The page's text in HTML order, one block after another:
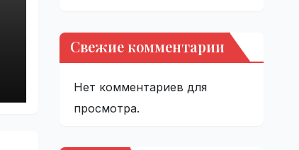
Свежие комментарии
Нет комментариев для
просмотра.